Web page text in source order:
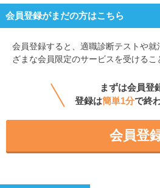
会員登録がまだの方はこちら
会員登録すると、 適職診断テストや就
ざまな会員限定のサービスを受けるこ
まずは会員登
登録は簡単1分で終
会員登